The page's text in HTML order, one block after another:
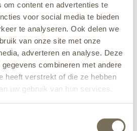
om content en advertenties te
voor social media te bieden
te analyseren. Ook delen we
van onze site met onze
adverteren en analyse. Deze
combineren met andere
heeft verstrekt of die ze hebben
uw gebruik van hun services.